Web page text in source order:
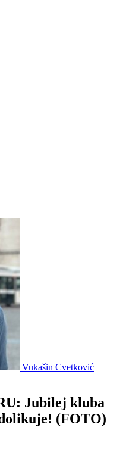
Vukašin Cvetković
Jubilej kluba
(FOTO)